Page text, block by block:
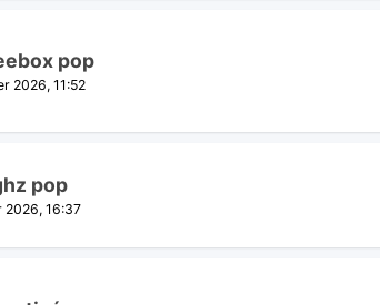
pop
2026, 11:52
pop
2026, 16:37